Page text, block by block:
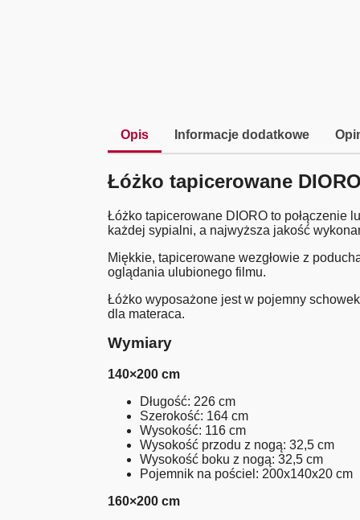
Opis Informacje dodatkowe
Łóżko tapicerowane
Łóżko tapicerowane DIORO to połączenie
każdej sypialni, a najwyższa jakość
Miękkie, tapicerowane wezgłowie z
oglądania ulubionego filmu.
Łóżko wyposażone jest w pojemny
dla materaca.
Wymiary
140×200 cm
Długość: 226 cm
Szerokość: 164 cm
Wysokość: 116 cm
Wysokość przodu z nogą: 32,5 cm
Wysokość boku z nogą: 32,5 cm
Pojemnik na pościel: 200x140x20 cm
160×200 cm